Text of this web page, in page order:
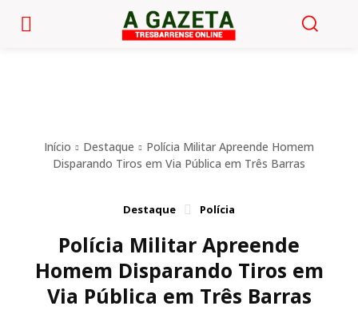
Início Destaque
Polícia Militar Apreende Homem
Disparando Tiros em Via Pública em Três Barras
Destaque Polícia
Polícia Militar Apreende
Homem Disparando Tiros em
Via Pública em Três Barras